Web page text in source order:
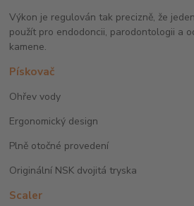
Výkon je regulován tak precizně, že
použít pro endodoncii, parodontologii a
kamene.
Pískovač
Ohřev vody
Ergonomický design
Plně otočné provedení
Originální NSK dvojitá tryska
Scaler